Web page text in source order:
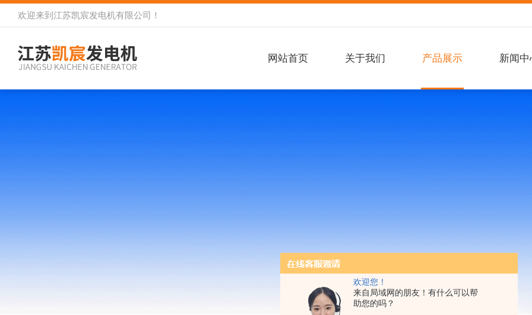
欢迎您！
来自局域网的朋友！有什么可以帮
助您的吗？
欢迎来到 江苏凯宸发电机有限公司 ！
网站首页 关于我们 产品展示 新闻中